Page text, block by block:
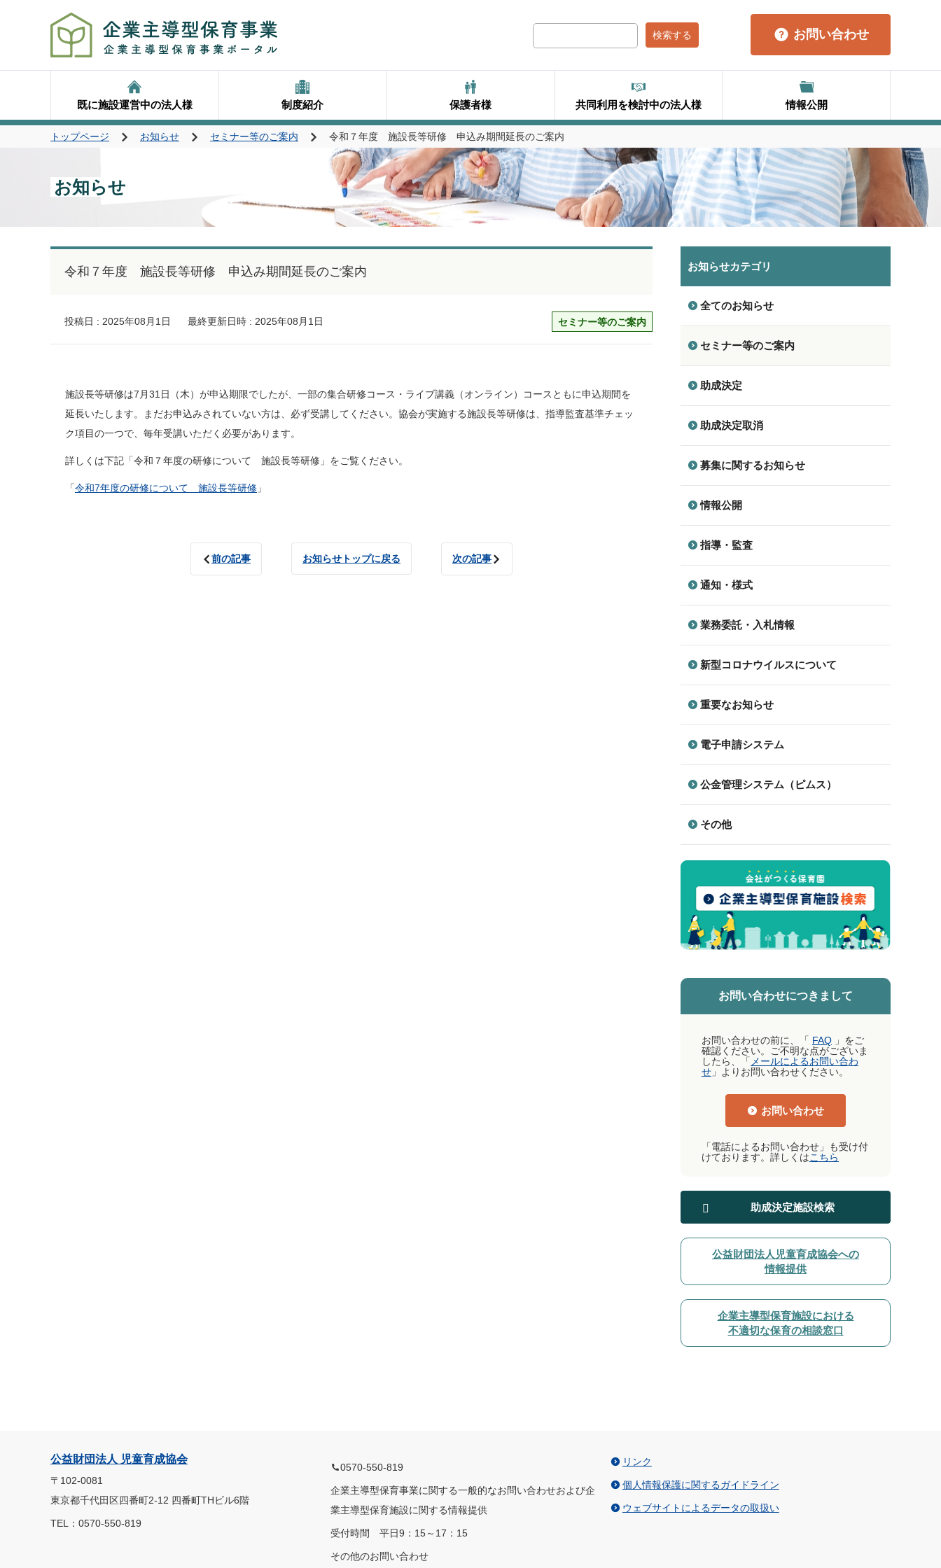
お問い合わせ
既に施設運営中の法人様 制度紹介 保護者様 共同利用を検討中の法人様 情報公開
トップページ お知らせ セミナー等のご案内 令和７年度 施設長等研修 申込み期間延長のご案内
お知らせ
令和７年度 施設長等研修 申込み期間延長のご案内
投稿日 : 2025年08月1日 最終更新日時 : 2025年08月1日 セミナー等のご案内
施設長等研修は7月31日（木）が申込期限でしたが、一部の集合研修コース・ライブ講義（オンライン）コースともに申込期間を
延長いたします。まだお申込みされていない方は、必ず受講してください。協会が実施する施設長等研修は、指導監査基準チェッ
ク項目の一つで、毎年受講いただく必要があります。
詳しくは下記「令和７年度の研修について 施設長等研修」をご覧ください。
「令和7年度の研修について 施設長等研修 」
前の記事 お知らせトップに戻る 次の記事
お知らせカテゴリ
全てのお知らせ
セミナー等のご案内
助成決定
助成決定取消
募集に関するお知らせ
情報公開
指導・監査
通知・様式
業務委託・入札情報
新型コロナウイルスについて
重要なお知らせ
電子申請システム
公金管理システム（ピムス）
その他
お問い合わせにつきまして
お問い合わせの前に、「 FAQ 」をご
確認ください。ご不明な点がございま
したら、「 メールによるお問い合わ
せ 」よりお問い合わせください。
お問い合わせ
「電話によるお問い合わせ」も受け付
けております。詳しくはこちら
助成決定施設検索
公益財団法人児童育成協会への
情報提供
企業主導型保育施設における
不適切な保育の相談窓口
公益財団法人 児童育成協会
〒102-0081
東京都千代田区四番町2-12 四番町THビル6階
TEL：0570-550-819
0570-550-819
企業主導型保育事業に関する一般的なお問い合わせおよび企
業主導型保育施設に関する情報提供
受付時間 平日9：15～17：15
その他のお問い合わせ
リンク
個人情報保護に関するガイドライン
ウェブサイトによるデータの取扱い